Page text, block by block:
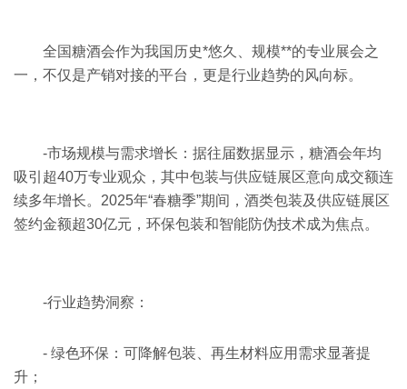
全国糖酒会作为我国历史*悠久、规模**的专业展会之
一，不仅是产销对接的平台，更是行业趋势的风向标。
-市场规模与需求增长：据往届数据显示，糖酒会年均
吸引超40万专业观众，其中包装与供应链展区意向成交额连
续多年增长。2025年“春糖季”期间，酒类包装及供应链展区
签约金额超30亿元，环保包装和智能防伪技术成为焦点。
-行业趋势洞察：
- 绿色环保：可降解包装、再生材料应用需求显著提
升；